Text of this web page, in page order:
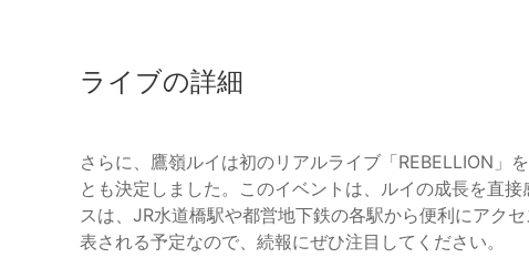
ライブの詳細
さらに、鷹嶺ルイは初のリアルライブ「REBELLION
とも決定しました。このイベントは、ルイの成長を直
スは、JR水道橋駅や都営地下鉄の各駅から便利にアク
表される予定なので、続報にぜひ注目してください。